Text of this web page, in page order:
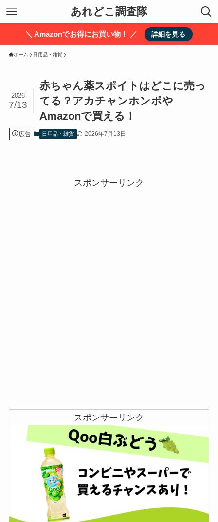
あれどこ調査隊
＼ Amazonでお得にお買い物！ ／ 詳細を見る
ホーム 日用品・雑貨
赤ちゃん薬スポイトはどこに売っ
てる？アカチャンホンポや
Amazonで買える！
2026
7/13
広告 日用品・雑貨 2026年7月13日
スポンサーリンク
スポンサーリンク